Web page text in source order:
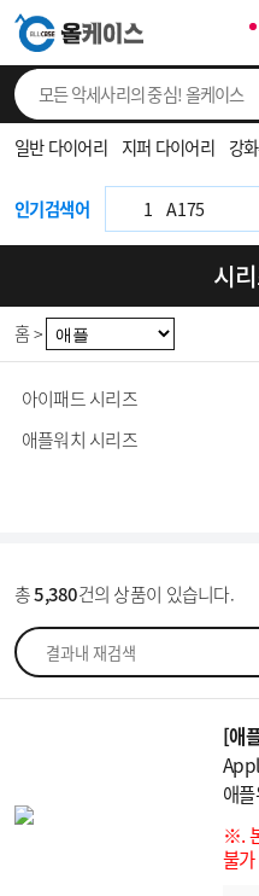
일반 다이어리 지퍼 다이어리 강
인기검색어
1 S937
1
F971
1
A175
1 F976
F776
1 F971
시
홈 >
아이패드 시리즈
애플워치 시리즈
총5,380건의 상품이 있습니다.
[애
애
※.
불